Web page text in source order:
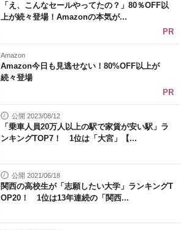
「え、こんなセールやってたの？」80％OFF以
上が続々登場！Amazonの本気が...
PR
Amazon
Amazon今日も見逃せない！80%OFF以上が
続々登場
PR
公開 2023/08/12
「乗車人員20万人以上の駅で家賃が安い駅」ラ
ンキングTOP7！ 1位は「大宮」【...
公開 2021/06/18
関西の高校生が「志願したい大学」ランキングT
OP20！ 1位は13年連続の「関西...